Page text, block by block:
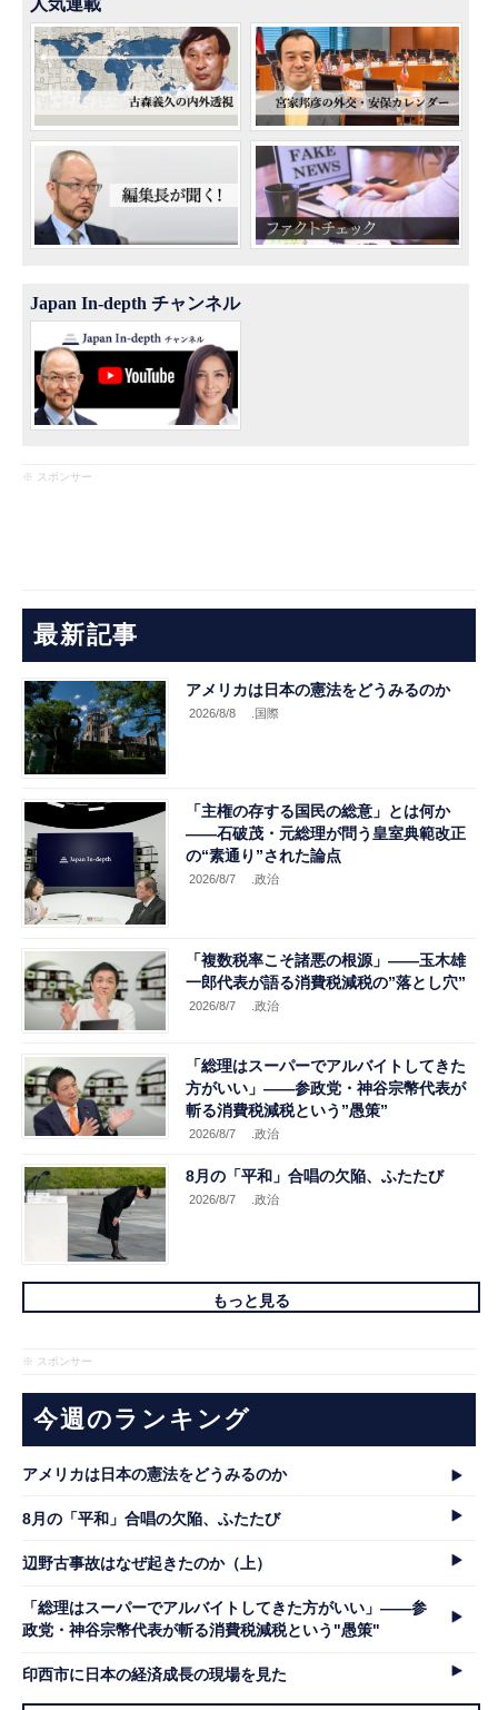
人気連載
Japan In-depth チャンネル
※ スポンサー
最新記事
アメリカは日本の憲法をどうみるのか
2026/8/8 .国際
「主権の存する国民の総意」とは何か
――石破茂・元総理が問う皇室典範改正
の“素通り”された論点
2026/8/7 .政治
「複数税率こそ諸悪の根源」――玉木雄
一郎代表が語る消費税減税の”落とし穴”
2026/8/7 .政治
「総理はスーパーでアルバイトしてきた
方がいい」――参政党・神谷宗幣代表が
斬る消費税減税という”愚策”
2026/8/7 .政治
8月の「平和」合唱の欠陥、ふたたび
2026/8/7 .政治
もっと見る
※ スポンサー
今週のランキング
アメリカは日本の憲法をどうみるのか
8月の「平和」合唱の欠陥、ふたたび
辺野古事故はなぜ起きたのか（上）
「総理はスーパーでアルバイトしてきた方がいい」――参
政党・神谷宗幣代表が斬る消費税減税という"愚策"
印西市に日本の経済成長の現場を見た